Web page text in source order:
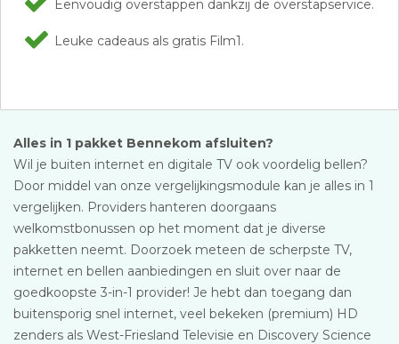
Eenvoudig overstappen dankzij de overstapservice.
Leuke cadeaus als gratis Film1.
Alles in 1 pakket Bennekom afsluiten?
Wil je buiten internet en digitale TV ook voordelig bellen?
Door middel van onze vergelijkingsmodule kan je alles in 1
vergelijken. Providers hanteren doorgaans
welkomstbonussen op het moment dat je diverse
pakketten neemt. Doorzoek meteen de scherpste TV,
internet en bellen aanbiedingen en sluit over naar de
goedkoopste 3-in-1 provider! Je hebt dan toegang dan
buitensporig snel internet, veel bekeken (premium) HD
zenders als West-Friesland Televisie en Discovery Science